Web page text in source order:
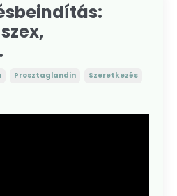
Prosztaglandin
Szeretkezés